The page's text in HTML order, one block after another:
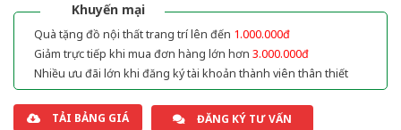
Khuyến mại
Quà tặng đồ nội thất trang trí lên đến 1.000.000đ
Giảm trực tiếp khi mua đơn hàng lớn hơn 3.000.000đ
Nhiều ưu đãi lớn khi đăng ký tài khoản thành viên thân thiết
TẢI BẢNG GIÁ ĐĂNG KÝ TƯ VẤN